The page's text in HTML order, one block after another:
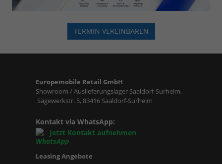
TERMIN VEREINBAREN
Europemobile Retail GmbH
Showroom / Auslieferungslager Saaldorf-Surheim,
Sägewerkstr. 5, 83416 Saaldorf-Surheim
Kontakt via WhatsApp:
Jetzt Kontakt aufnehmen
Leasing Angebote